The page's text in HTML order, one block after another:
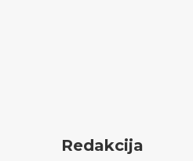
Redakcija